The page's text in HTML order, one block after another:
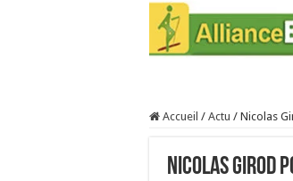
Accueil / Actu / Nicolas
Nicolas Girod